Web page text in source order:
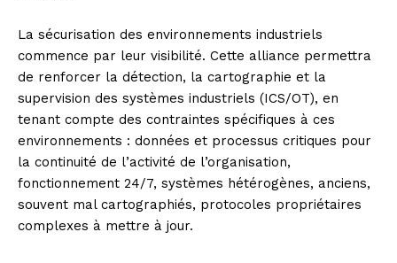
La sécurisation des environnements industriels
commence par leur visibilité. Cette alliance permettra
de renforcer la détection, la cartographie et la
supervision des systèmes industriels (ICS/OT), en
tenant compte des contraintes spécifiques à ces
environnements : données et processus critiques pour
la continuité de l’activité de l’organisation,
fonctionnement 24/7, systèmes hétérogènes, anciens,
souvent mal cartographiés, protocoles propriétaires
complexes à mettre à jour.